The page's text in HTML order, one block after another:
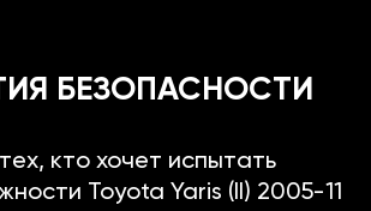
БЕЗОПАСНОСТИ
кто хочет испытать
Toyota Yaris (II) 2005-11